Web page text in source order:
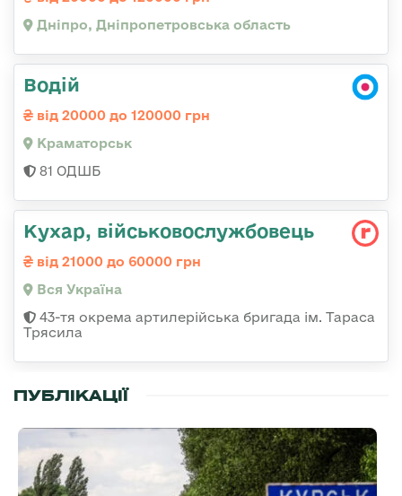
Дніпро, Дніпропетровська область
Водій
від 20000 до 120000 грн
Краматорськ
81 ОДШБ
Кухар, військовослужбовець
від 21000 до 60000 грн
Вся Україна
43-тя окрема артилерійська бригада ім. Тараса
Трясила
ПУБЛІКАЦІЇ